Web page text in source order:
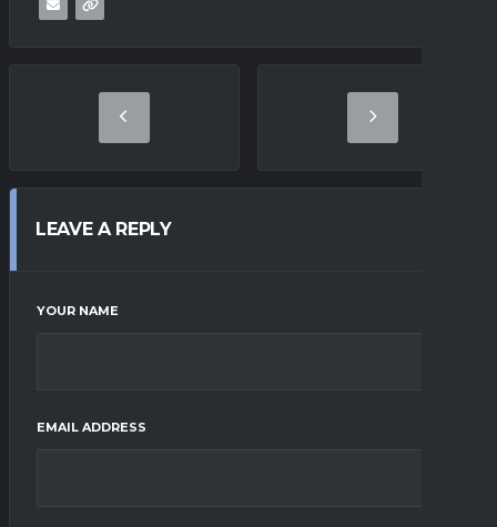
LEAVE A REPLY
YOUR NAME
EMAIL ADDRESS